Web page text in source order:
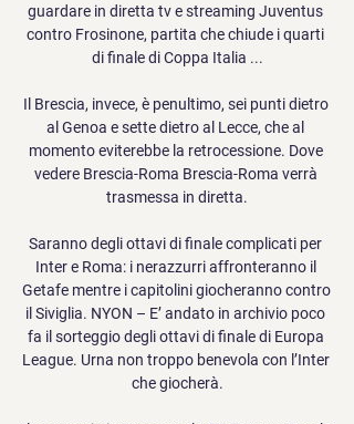
guardare in diretta tv e streaming Juventus
contro Frosinone, partita che chiude i quarti
di finale di Coppa Italia ...
Il Brescia, invece, è penultimo, sei punti dietro
al Genoa e sette dietro al Lecce, che al
momento eviterebbe la retrocessione. Dove
vedere Brescia-Roma Brescia-Roma verrà
trasmessa in diretta.
Saranno degli ottavi di finale complicati per
Inter e Roma: i nerazzurri affronteranno il
Getafe mentre i capitolini giocheranno contro
il Siviglia. NYON – E’ andato in archivio poco
fa il sorteggio degli ottavi di finale di Europa
League. Urna non troppo benevola con l’Inter
che giocherà.